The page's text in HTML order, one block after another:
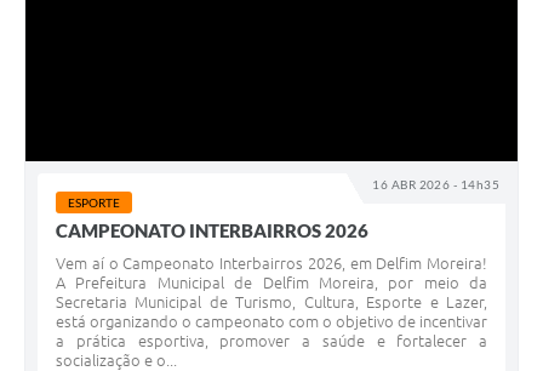
16 ABR 2026 - 14h35
ESPORTE
CAMPEONATO INTERBAIRROS 2026
Vem aí o Campeonato Interbairros 2026, em Delfim Moreira!
A Prefeitura Municipal de Delfim Moreira, por meio da
Secretaria Municipal de Turismo, Cultura, Esporte e Lazer,
está organizando o campeonato com o objetivo de incentivar
a prática esportiva, promover a saúde e fortalecer a
socialização e o...